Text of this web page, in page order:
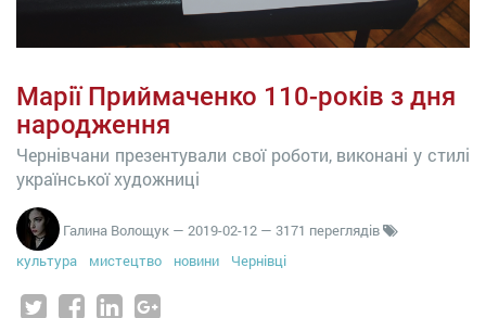
Марії Приймаченко 110-років з дня
народження
Чернівчани презентували свої роботи, виконані у стилі
української художниці
Галина Волощук — 2019-02-12 — 3171 переглядів
культура
мистецтво новини Чернівці